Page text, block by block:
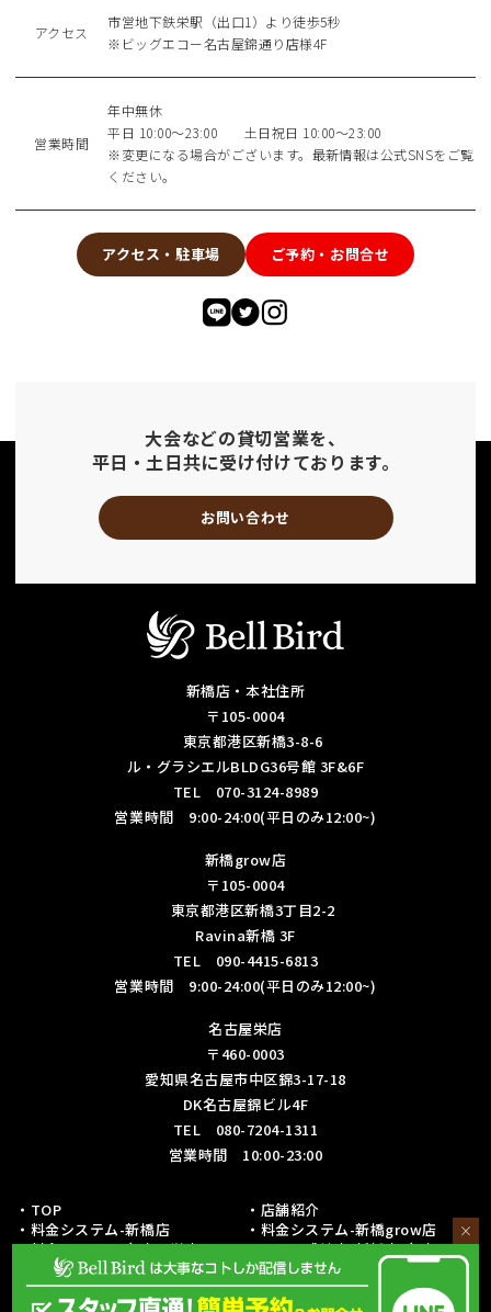
アクセス
市営地下鉄栄駅（出口1）より徒歩5秒
※ビッグエコー名古屋錦通り店様4F
営業時間
年中無休
平日 10:00〜23:00 土日祝日 10:00〜23:00
※変更になる場合がございます。最新情報は公式SNSをご覧
ください。
アクセス・駐車場 ご予約・お問合せ
大会などの貸切営業を、
平日・土日共に受け付けております。
お問い合わせ
新橋店・本社住所
〒105-0004
東京都港区新橋3-8-6
ル・グラシエルBLDG36号館 3F&6F
TEL 070-3124-8989
営業時間 9:00-24:00(平日のみ12:00~)
新橋grow店
〒105-0004
東京都港区新橋3丁目2-2
Ravina新橋 3F
TEL 090-4415-6813
営業時間 9:00-24:00(平日のみ12:00~)
名古屋栄店
〒460-0003
愛知県名古屋市中区錦3-17-18
DK名古屋錦ビル4F
TEL 080-7204-1311
営業時間 10:00-23:00
・TOP
・店舗紹介
・料金システム-新橋店
・料金システム-新橋grow店
・料金システム-名古屋栄店
・フリー成績表-新橋店/名古屋栄
店
・各種リーグ戦成績表-新橋店
・各種リーグ戦成績表-名古屋栄店
×